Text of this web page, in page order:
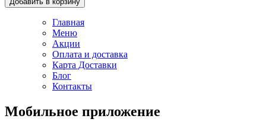
Главная
Меню
Акции
Оплата и доставка
Карта Доставки
Блог
Контакты
Мобильное приложение